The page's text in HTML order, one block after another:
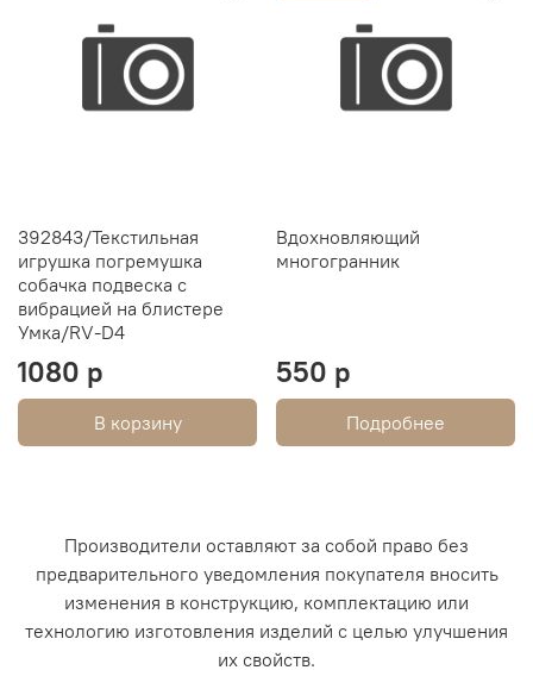
392843/Текстильная
игрушка погремушка
собачка подвеска с
вибрацией на блистере
Умка/RV-D4
1080 р
В корзину
Вдохновляющий
многогранник
550 р
Подробнее
Производители оставляют за собой право без
предварительного уведомления покупателя вносить
изменения в конструкцию, комплектацию или
технологию изготовления изделий с целью улучшения
их свойств.